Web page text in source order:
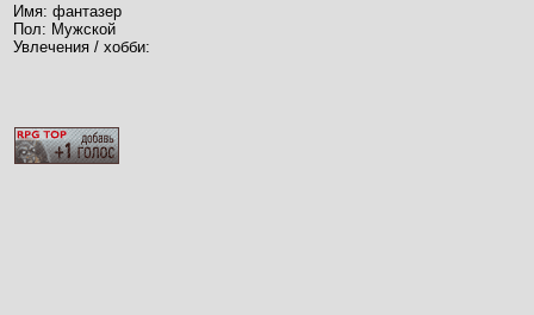
Имя: фантазер
Пол: Мужской
Увлечения / хобби: